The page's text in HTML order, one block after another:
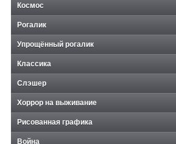
Космос
Рогалик
Упрощённый рогалик
Классика
Слэшер
Хоррор на выживание
Рисованная графика
Война